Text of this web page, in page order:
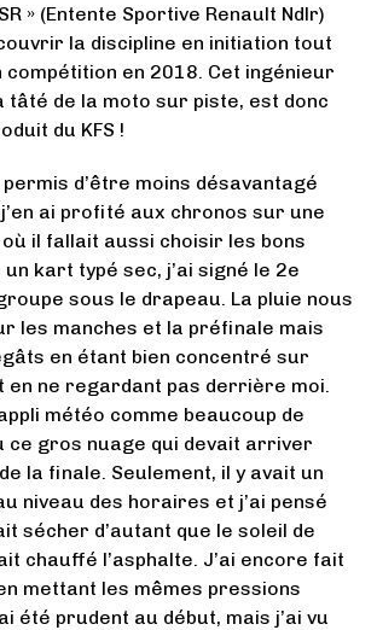
» (Entente Sportive Renault Ndlr)
la discipline en initiation tout
compétition en 2018. Cet ingénieur
tâté de la moto sur piste, est donc
du KFS !
permis d’être moins désavantagé
ai profité aux chronos sur une
il fallait aussi choisir les bons
kart typé sec, j’ai signé le 2e
sous le drapeau. La pluie nous
les manches et la préfinale mais
en étant bien concentré sur
en ne regardant pas derrière moi.
météo comme beaucoup de
ce gros nuage qui devait arriver
la finale. Seulement, il y avait un
niveau des horaires et j’ai pensé
sécher d’autant que le soleil de
chauffé l’asphalte. J’ai encore fait
mettant les mêmes pressions
été prudent au début, mais j’ai vu